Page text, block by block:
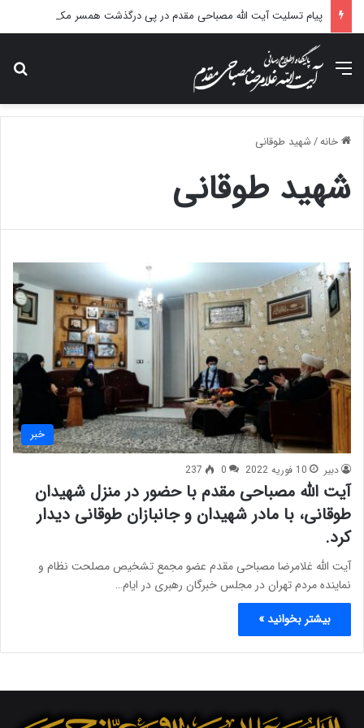
منو
خانه/شهید طوقانی
شهید طوقانی
خبر
دبیر 10 فوریه 2022 0
237
آیت الله مصباحی مقدم با حضور در منزل شهیدان
طوقانی، با مادر شهیدان و جانبازان طوقانی دیدار
کرد.
آیت الله غلامرضا مصباحی مقدم عضو مجمع تشخیص مصلحت نظام و
نماینده مردم تهران در مجلس خبرگان رهبری در ایام…
بیشتر بخوانید »